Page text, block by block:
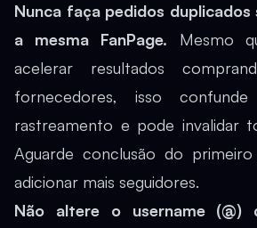
Nunca faça pedidos duplicados
a mesma FanPage. Mesmo
acelerar resultados
fornecedores, isso
rastreamento e pode invalidar
Aguarde conclusão do
adicionar mais seguidores.
Não altere o username (@)